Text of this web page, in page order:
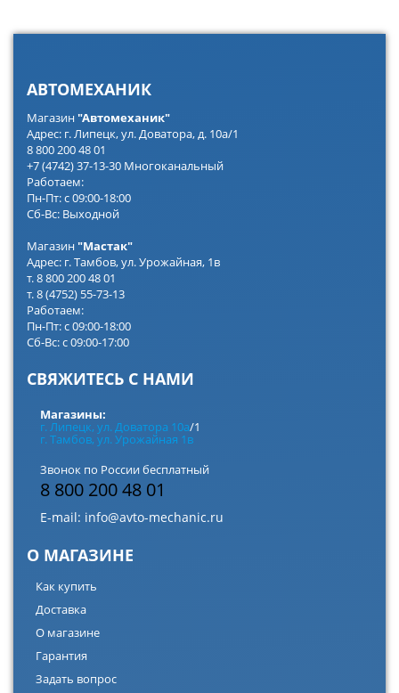
АВТОМЕХАНИК
Магазин"Автомеханик"
Адрес: г. Липецк, ул. Доватора, д. 10а/1
8 800 200 48 01
+7 (4742) 37-13-30 Многоканальный
Работаем:
Пн-Пт: с 09:00-18:00
Сб-Вс: Выходной
Магазин"Мастак"
Адрес: г. Тамбов, ул. Урожайная, 1в
т. 8 800 200 48 01
т. 8 (4752) 55-73-13
Работаем:
Пн-Пт: с 09:00-18:00
Сб-Вс: с 09:00-17:00
СВЯЖИТЕСЬ С НАМИ
Магазины:
г. Липецк, ул. Доватора 10а/1
г. Тамбов, ул. Урожайная 1в
Звонок по России бесплатный
8 800 200 48 01
E-mail: info@avto-mechanic.ru
О МАГАЗИНЕ
Как купить
Доставка
О магазине
Гарантия
Задать вопрос